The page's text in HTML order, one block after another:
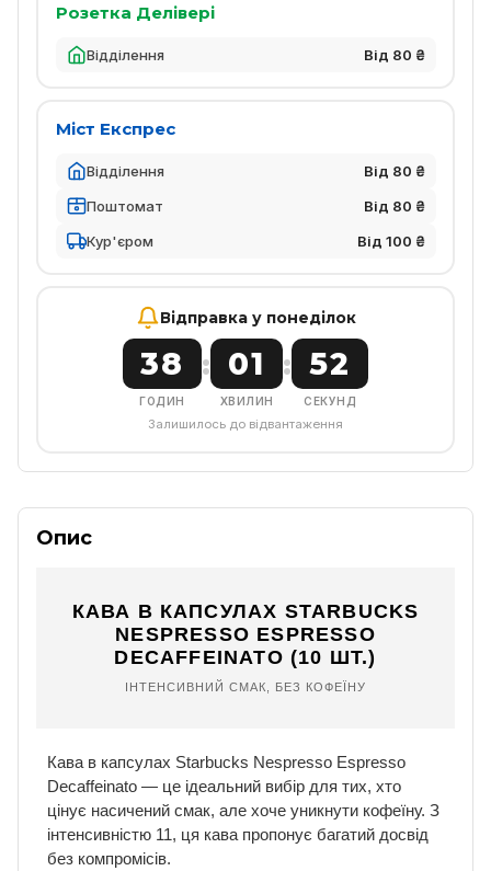
Розетка Делівері
Відділення Від 80 ₴
Міст Експрес
Відділення
Від 80 ₴
Поштомат
Від 80 ₴
Кур'єром
Від 100 ₴
Відправка у понеділок
38
ГОДИН
: 01
ХВИЛИН
: 51
СЕКУНД
Залишилось до відвантаження
Опис
КАВА В КАПСУЛАХ STARBUCKS
NESPRESSO ESPRESSO
DECAFFEINATO (10 ШТ.)
ІНТЕНСИВНИЙ СМАК, БЕЗ КОФЕЇНУ
Кава в капсулах Starbucks Nespresso Espresso
Decaffeinato — це ідеальний вибір для тих, хто
цінує насичений смак, але хоче уникнути кофеїну. З
інтенсивністю 11, ця кава пропонує багатий досвід
без компромісів.